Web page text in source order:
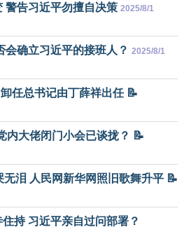
警告习近平勿擅自决策 2025/8/1
会确立习近平的接班人？ 2025/8/1
任总书记由丁薛祥出任 📝
内大佬闭门小会已谈拢？ 📝
泪 人民网新华网照旧歌舞升平 📝
持 习近平亲自过问部署？